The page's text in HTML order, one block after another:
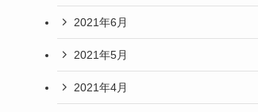
2021年6月
2021年5月
2021年4月